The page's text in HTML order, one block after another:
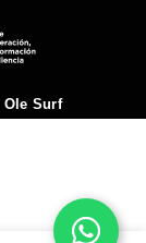
Ole Surf